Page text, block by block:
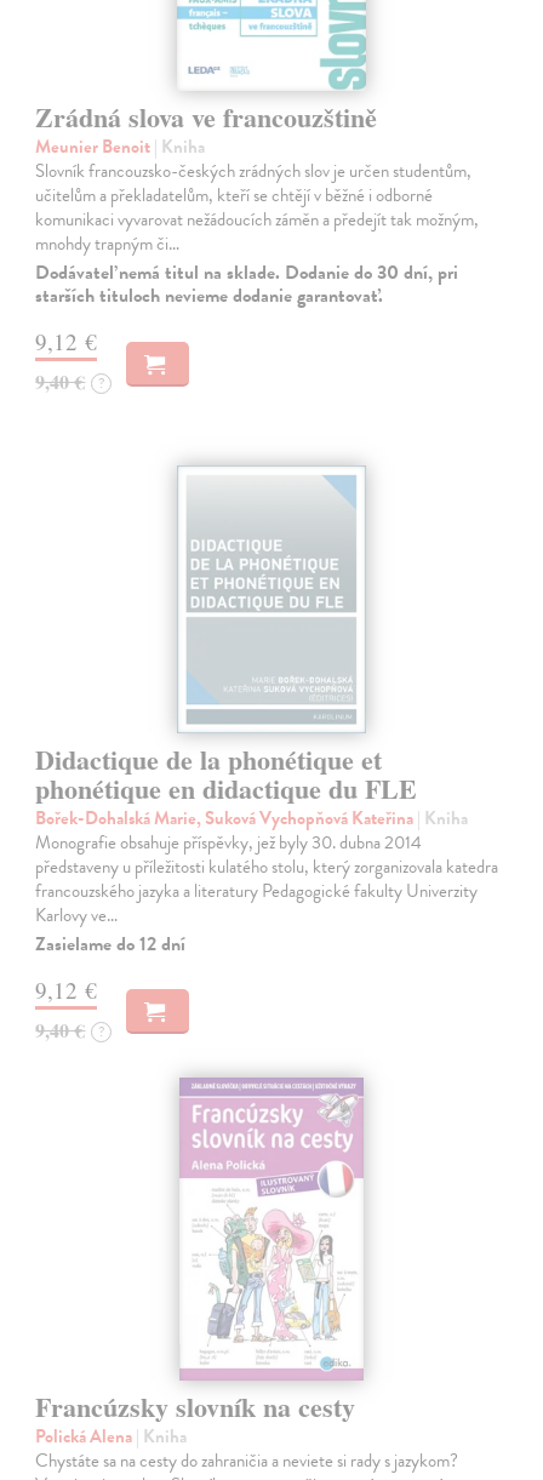
Zrádná slova ve francouzštině
Meunier Benoit| Kniha
Slovník francouzsko-českých zrádných slov je určen studentům,
učitelům a překladatelům, kteří se chtějí v běžné i odborné
komunikaci vyvarovat nežádoucích záměn a předejít tak možným,
mnohdy trapným či…
Dodávateľ nemá titul na sklade. Dodanie do 30 dní, pri
starších tituloch nevieme dodanie garantovať.
9,12 €
9,40 € ?
Didactique de la phonétique et
phonétique en didactique du FLE
Bořek-Dohalská Marie, Suková Vychopňová Kateřina| Kniha
Monografie obsahuje příspěvky, jež byly 30. dubna 2014
představeny u příležitosti kulatého stolu, který zorganizovala katedra
francouzského jazyka a literatury Pedagogické fakulty Univerzity
Karlovy ve…
Zasielame do 12 dní
9,12 €
9,40 € ?
Francúzsky slovník na cesty
Polická Alena| Kniha
Chystáte sa na cesty do zahraničia a neviete si rady s jazykom?